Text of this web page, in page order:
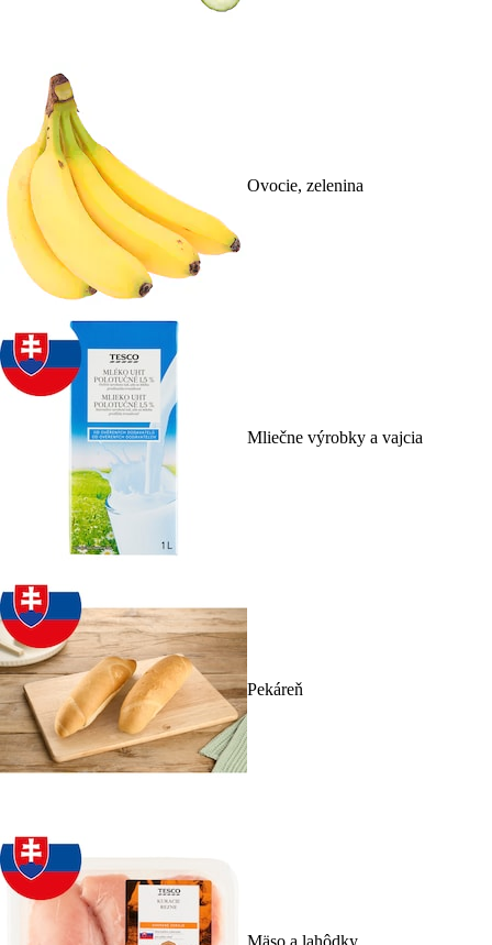
Ovocie, zelenina
Mliečne výrobky a vajcia
Pekáreň